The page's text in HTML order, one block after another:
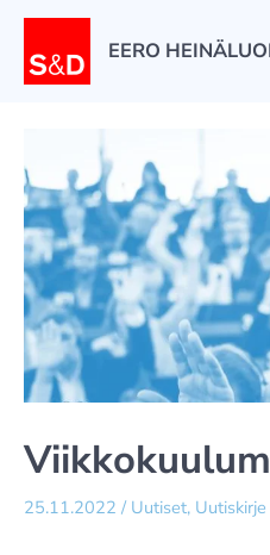
Siirry
EERO
25.11.2022 / Uutiset, Uutiskirje